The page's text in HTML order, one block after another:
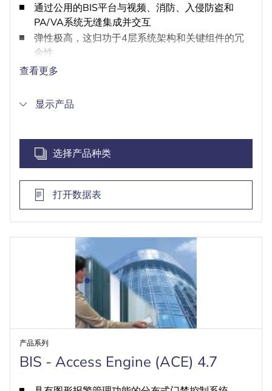
通过公用的BIS平台与视频、消防、入侵防盗和
PA/VA系统无缝集成并交互
弹性极高，这归功于4层系统架构和关键组件的冗
余性
通过开放协议和SDK与第三方产品集成
查看更多
显示产品
选择产品种类
打开数据表
产品系列
BIS - Access Engine (ACE) 4.7